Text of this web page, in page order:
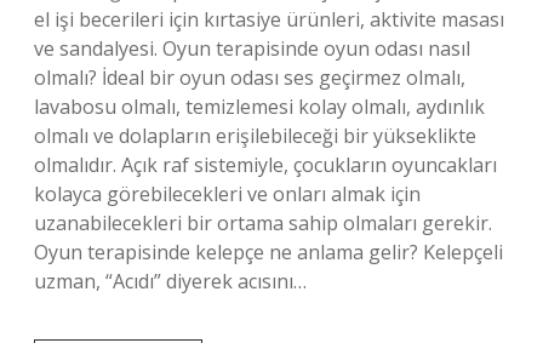
el işi becerileri için kırtasiye ürünleri, aktivite masası
ve sandalyesi. Oyun terapisinde oyun odası nasıl
olmalı? İdeal bir oyun odası ses geçirmez olmalı,
lavabosu olmalı, temizlemesi kolay olmalı, aydınlık
olmalı ve dolapların erişilebileceği bir yükseklikte
olmalıdır. Açık raf sistemiyle, çocukların oyuncakları
kolayca görebilecekleri ve onları almak için
uzanabilecekleri bir ortama sahip olmaları gerekir.
Oyun terapisinde kelepçe ne anlama gelir? Kelepçeli
uzman, “Acıdı” diyerek acısını…